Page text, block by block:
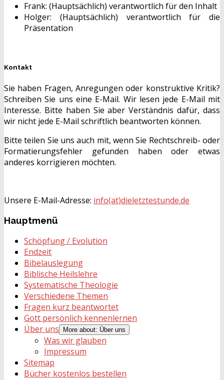
Frank: (Hauptsächlich) verantwortlich für den Inhalt
Holger: (Hauptsächlich) verantwortlich für die
Präsentation
Kontakt
Sie haben Fragen, Anregungen oder konstruktive Kritik?
Schreiben Sie uns eine E-Mail. Wir lesen jede E-Mail mit
Interesse. Bitte haben Sie aber Verständnis dafür, dass
wir nicht jede E-Mail schriftlich beantworten können.
Bitte teilen Sie uns auch mit, wenn Sie Rechtschreib- oder
Formatierungsfehler gefunden haben oder etwas
anderes korrigieren möchten.
Unsere E-Mail-Adresse: info(at)dieletztestunde.de
Hauptmenü
Schöpfung / Evolution
Endzeit
Bibelauslegung
Biblische Heilslehre
Systematische Theologie
Verschiedene Themen
Fragen kurz beantwortet
Gott persönlich kennenlernen
Über uns
More about: Über uns
Was wir glauben
Impressum
Sitemap
Bücher kostenlos bestellen